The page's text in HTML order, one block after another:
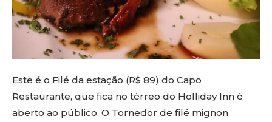
Este é o Filé da estação (R$ 89) do Capo
Restaurante, que fica no térreo do Holliday Inn é
aberto ao público. O Tornedor de filé mignon